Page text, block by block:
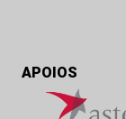
APOIOS